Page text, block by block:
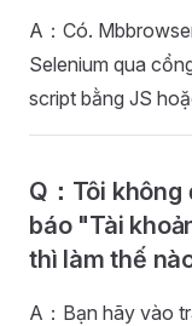
A：Có.
Selenium qua
script bằng JS
Q：Tôi
báo "Tài
thì làm thế
A：Bạn hãy vào